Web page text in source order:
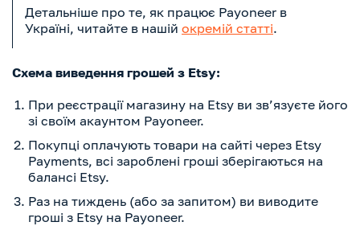
Детальніше про те, як працює Payoneer в
Україні, читайте в нашій окремій статті.
Схема виведення грошей з Etsy:
При реєстрації магазину на Etsy ви зв’язуєте його
зі своїм акаунтом Payoneer.
Покупці оплачують товари на сайті через Etsy
Payments, всі зароблені гроші зберігаються на
балансі Etsy.
Раз на тиждень (або за запитом) ви виводите
гроші з Etsy на Payoneer.